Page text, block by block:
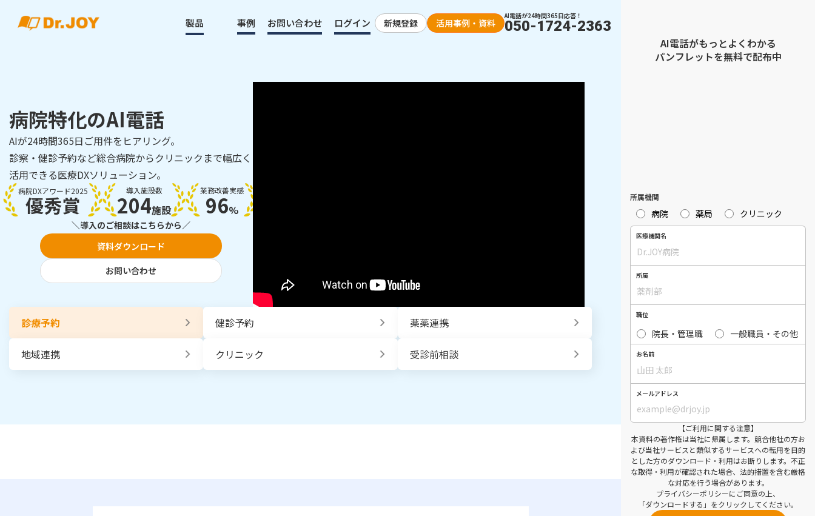
事例 お問い合わせ ログイン 新規登録 活用事例・資料
AI電話が24時間365日応答！
050-1724-2363
製品
病院特化のAI電話
AIが24時間365日ご用件をヒアリング。
診察・健診予約など総合病院からクリニックまで幅広く
活用できる医療DXソリューション。
病院DXアワード2025
優秀賞
導入施設数
204施設
業務改善実感
96%
＼導入のご相談はこちらから／
資料ダウンロード
お問い合わせ
診療予約 健診予約 薬薬連携
地域連携 クリニック 受診前相談
AI電話がもっとよくわかる
パンフレットを無料で配布中
所属機関
病院 薬局 クリニック
医療機関名
所属
職位
院長・管理職 一般職員・その他
お名前
メールアドレス
【ご利用に関する注意】
本資料の著作権は当社に帰属します。競合他社の方お
よび当社サービスと類似するサービスへの転用を目的
とした方のダウンロード・利用はお断りします。不正
な取得・利用が確認された場合、法的措置を含む厳格
な対応を行う場合があります。
プライバシーポリシーにご同意の上、
「ダウンロードする」をクリックしてください。